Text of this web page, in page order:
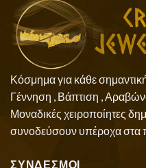
Κόσμημα για κάθε
Γέννηση , Βάπτιση ,
Μοναδικές χειροποίητες
συνοδεύσουν υπέροχα στα
ΣΥΝΔΕΣΜΟΙ